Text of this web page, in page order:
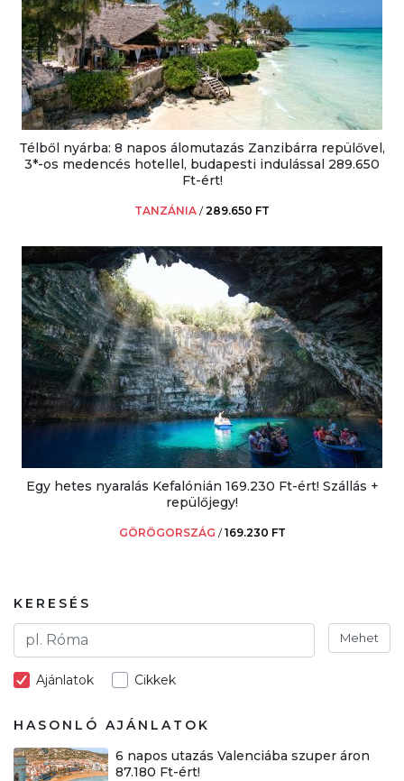
Télből nyárba: 8 napos álomutazás Zanzibárra repülővel,
3*-os medencés hotellel, budapesti indulással 289.650
Ft-ért!
TANZÁNIA /289.650 FT
Egy hetes nyaralás Kefalónián 169.230 Ft-ért! Szállás +
repülőjegy!
GÖRÖGORSZÁG /169.230 FT
KERESÉS
Mehet
Ajánlatok Cikkek
HASONLÓ AJÁNLATOK
6 napos utazás Valenciába szuper áron
87.180 Ft-ért!